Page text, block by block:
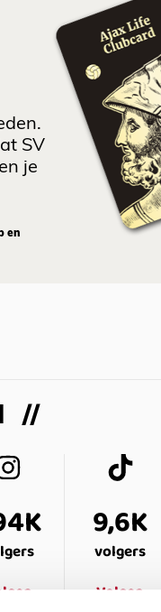
SV
je
en
9,6K
volgers
Volgen